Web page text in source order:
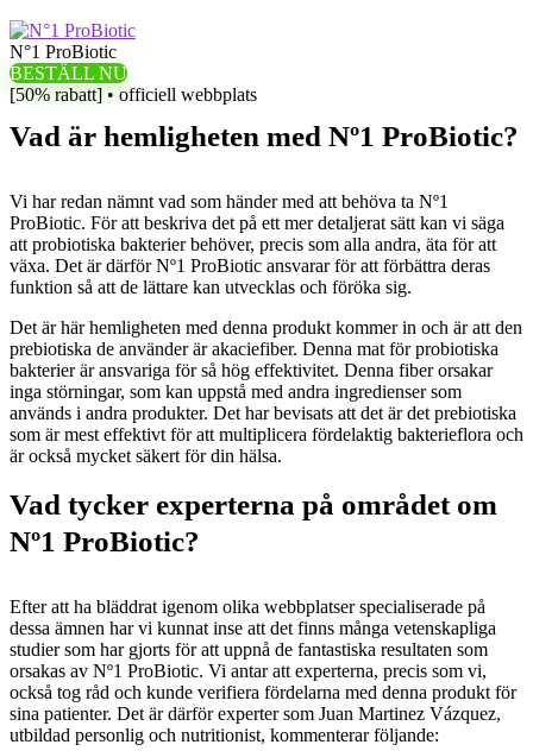
N°1 ProBiotic
BESTÄLL NU
[50% rabatt] • officiell webbplats
Vad är hemligheten med Nº1 ProBiotic?
Vi har redan nämnt vad som händer med att behöva ta Nº1
ProBiotic. För att beskriva det på ett mer detaljerat sätt kan vi säga
att probiotiska bakterier behöver, precis som alla andra, äta för att
växa. Det är därför Nº1 ProBiotic ansvarar för att förbättra deras
funktion så att de lättare kan utvecklas och föröka sig.
Det är här hemligheten med denna produkt kommer in och är att den
prebiotiska de använder är akaciefiber. Denna mat för probiotiska
bakterier är ansvariga för så hög effektivitet. Denna fiber orsakar
inga störningar, som kan uppstå med andra ingredienser som
används i andra produkter. Det har bevisats att det är det prebiotiska
som är mest effektivt för att multiplicera fördelaktig bakterieflora och
är också mycket säkert för din hälsa.
Vad tycker experterna på området om
Nº1 ProBiotic?
Efter att ha bläddrat igenom olika webbplatser specialiserade på
dessa ämnen har vi kunnat inse att det finns många vetenskapliga
studier som har gjorts för att uppnå de fantastiska resultaten som
orsakas av Nº1 ProBiotic. Vi antar att experterna, precis som vi,
också tog råd och kunde verifiera fördelarna med denna produkt för
sina patienter. Det är därför experter som Juan Martinez Vázquez,
utbildad personlig och nutritionist, kommenterar följande: